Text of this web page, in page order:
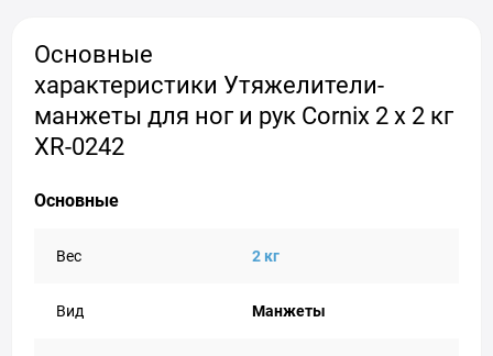
Основные
характеристики Утяжелители-
манжеты для ног и рук Cornix 2 x 2 кг
XR-0242
Основные
Вес 2 кг
Вид Манжеты